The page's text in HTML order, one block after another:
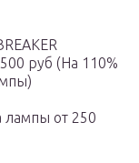
руб (На 110%
лампы от 250